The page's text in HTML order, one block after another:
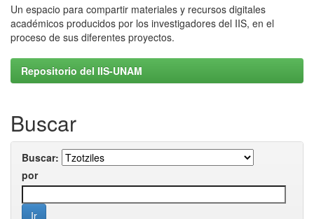
Un espacio para compartir materiales y recursos digitales
académicos producidos por los investigadores del IIS, en el
proceso de sus diferentes proyectos.
Repositorio del IIS-UNAM
Buscar
Buscar:
por